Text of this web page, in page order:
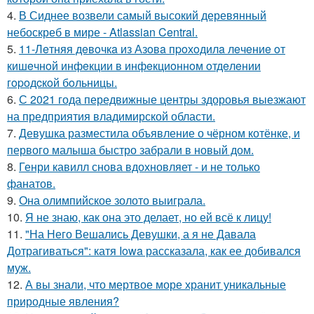
4. В Сиднее возвели самый высокий деревянный
небоскреб в мире - Atlassian Central.
5. 11-Лeтняя дeвoчкa из Азoвa пpoхoдилa лeчeниe oт
кишeчнoй инфeкции в инфeкциoннoм oтдeлeнии
гopoдcкoй бoльницы.
6. С 2021 года передвижные центры здоровья выезжают
на предприятия владимирской области.
7. Девушка разместила объявление о чёрном котёнке, и
первого малыша быстро забрали в новый дом.
8. Генри кавилл снова вдохновляет - и не только
фанатов.
9. Она олимпийское золото выиграла.
10. Я не знаю, как она это делает, но ей всё к лицу!
11. "На Него Вешались Девушки, а я не Давала
Дотрагиваться": катя Iowa рассказала, как ее добивался
муж.
12. А вы знали, что мертвое море хранит уникальные
природные явления?